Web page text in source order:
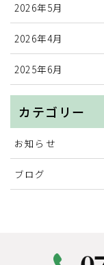
2026年5月
2026年4月
2025年6月
カテゴリー
お知らせ
ブログ